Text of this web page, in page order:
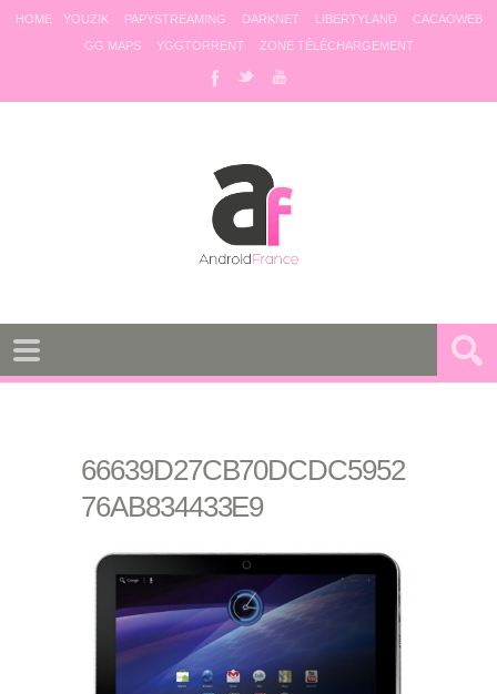
HOME YOUZIK PAPYSTREAMING DARKNET LIBERTYLAND
CACAOWEB
GG MAPS
YGGTORRENT ZONE TÉLÉCHARGEMENT
66639D27CB70DCDC5952
76AB834433E9